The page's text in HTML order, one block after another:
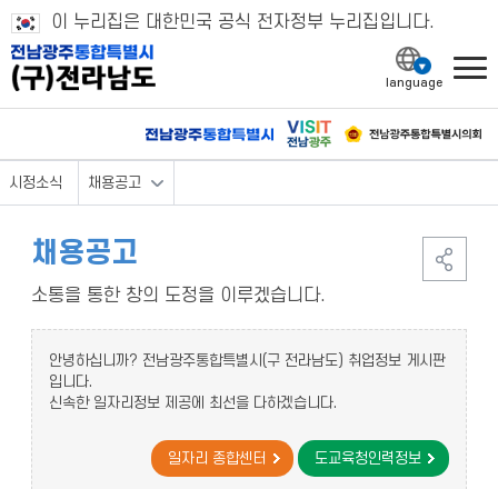
이 누리집은 대한민국 공식 전자정부 누리집입니다.
시정소식 채용공고
채용공고
소통을 통한 창의 도정을 이루겠습니다.
안녕하십니까? 전남광주통합특별시(구 전라남도) 취업정보 게시판
입니다.
신속한 일자리정보 제공에 최선을 다하겠습니다.
일자리 종합센터 도교육청인력정보